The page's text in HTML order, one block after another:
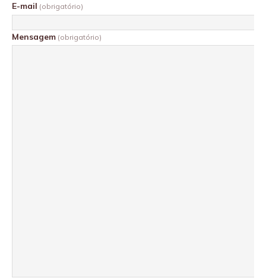
E-mail (obrigatório)
Mensagem (obrigatório)